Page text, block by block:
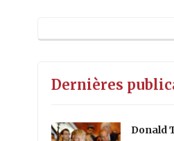
Dernières
Donald